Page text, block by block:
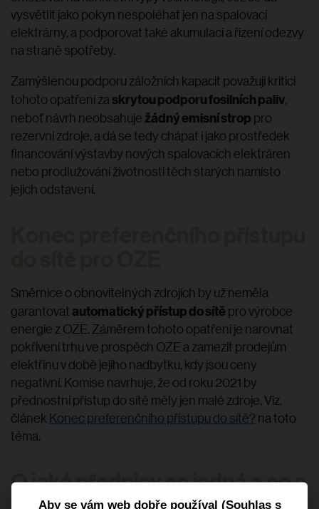
vysvětlit jako pokyn nespoléhat jen na spalovací
elektrárny, a podporovat také akumulaci a řízení odezvy
na straně spotřeby.
Zamýšlenou podporu záložních kapacit považují kritici
tohoto opatření zaskrytou podporu fosilních paliv,
neboť návrh neobsahuje žádný emisní strop pro
rezervní zdroje, a dá se tedy chápat i jako prostředek
financování výstavby nových spalovacích elektráren
nebo prodlužování životnosti těch starých namísto
jejich odstavení.
Směrnice o obnovitelných zdrojích by už neměla
garantovatautomatický přístup do sítěpro výrobce
energie z OZE. Záměrem tohoto opatření je narovnat
pokřivení trhu ve prospěch OZE a zamezit prodejům
elektřinu v době jejího nadbytku, kdy jsou ceny
negativní. Komise navrhuje, že od roku 2021 by
přednostní přístup do sítě měly jen malé zdroje. Viz.
článek Konec preferenčního přístupu do sítě? na toto
téma.
O jaké předpisy se jedná a co s
Aby se vám web dobře používal (Souhlas s